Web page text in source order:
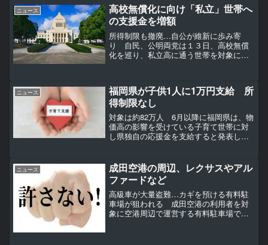
投手...
ニュース
高校無償化に向け「私立」世帯へ
の支援金を増額
所得制限も撤廃…自公が維新に歩み寄
り 自民、公明両党は１３日、高校無償
化を巡り、私立高に通う世帯を対象に年
年収５９０万円未満の世帯と...
ニュース
福岡県が子供1人に1万円支給 所
得制限なし
対象は約82万人 6月以降に福岡県は、物
価高の影響を受けている子育て世帯に対
し県独自の応援金を支給すると発表しま
人 6月以降に福岡県 服部誠太郎知事
「子育て世帯の...
ニュース
成田空港の周辺、レクサスやアル
ファードなど
高級車が大量盗難…カギを預ける有料駐
車場が狙われる 成田空港の利用者を対
象に空港周辺で運営する有料駐車場で、